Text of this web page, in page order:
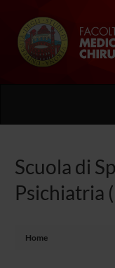
Scuola di
Psichiatria
Home